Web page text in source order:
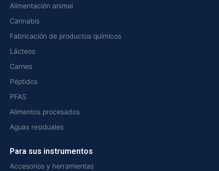
Alimentación animal
Cannabis
Fabricación de productos químicos
Lácteos
Carnes
Péptidos
PFAS
Alimentos procesados
Aguas residuales
Para sus instrumentos
Accesorios y herramientas